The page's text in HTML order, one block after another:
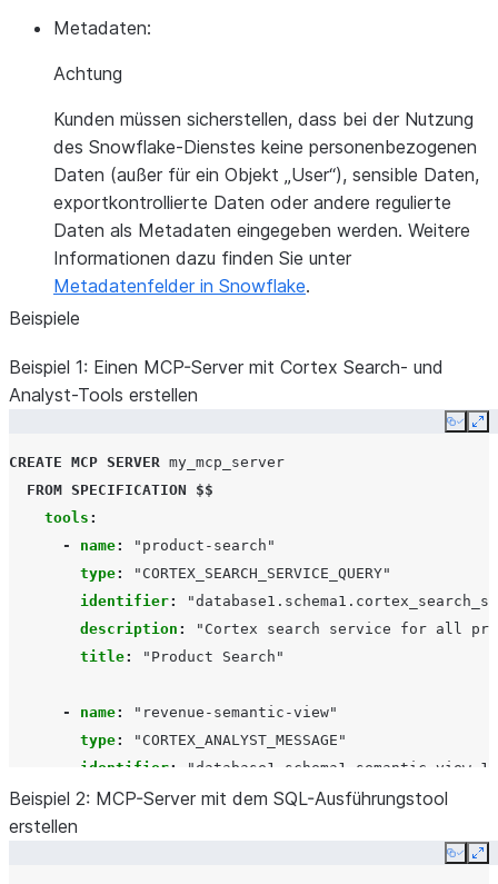
Metadaten:
Achtung
Kunden müssen sicherstellen, dass bei der Nutzung
des Snowflake-Dienstes keine personenbezogenen
Daten (außer für ein Objekt „User“), sensible Daten,
exportkontrollierte Daten oder andere regulierte
Daten als Metadaten eingegeben werden. Weitere
Informationen dazu finden Sie unter
Metadatenfelder in Snowflake.
Beispiele
Beispiel 1: Einen MCP-Server mit Cortex Search- und
Analyst-Tools erstellen
Copy
CREATE MCP SERVER my_mcp_server
FROM SPECIFICATION
$$
tools :
-
name:
"product-search"
type:
"CORTEX_SEARCH_SERVICE_QUERY"
identifier:
description : "Cortex search service for all
title: "Product Search"
- name:
"revenue-semantic-view"
type:
"CORTEX_ANALYST_MESSAGE"
identifier:
"database1.schema1.semantic_view_1"
description: "Semantic view for all revenue
Beispiel 2: MCP-Server mit dem SQL-Ausführungstool
erstellen
Copy